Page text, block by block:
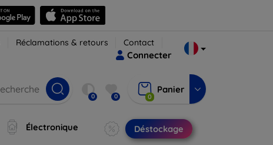
Réclamations & retours Contact
Connecter
0 0 0
Panier
Électronique Déstockage